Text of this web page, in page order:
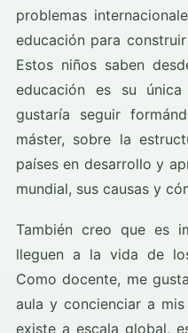
problemas
educación para
Estos niños saben
educación es su
gustaría seguir
máster, sobre la
países en desarrollo y
mundial, sus causas y
También creo que es
lleguen a la vida de
Como docente, me
aula y concienciar a
existe a escala global,